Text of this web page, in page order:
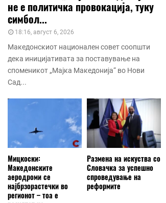
не е политичка провокација, туку
симбол...
18:16, август 6, 2026
Македонскиот национален совет соопшти
дека иницијативата за поставување на
споменикот „Мајка Македонија“ во Нови
Сад...
Мицкоски:
Македонските
аеродроми се
најбрзорастечки во
регионот – тоа е
Размена на искуства со
Словачка за успешно
спроведување на
реформите